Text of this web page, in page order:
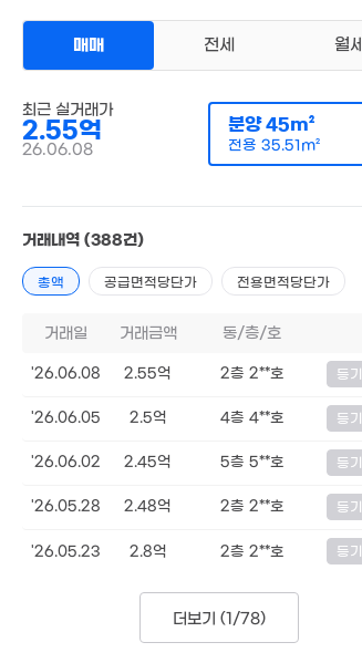
매매 전세 월세
최근 실거래가
2.55억
26.06.08
분양45m²
전용 35.51m²
거래내역 (388건)
총액 공급면적당단가 전용면적당단가
거래일 거래금액 동/층/호
'26.06.08 2.55억 2층 2**호 등기
'26.06.05 2.5억 4층 4**호 등기
'26.06.02 2.45억 5층 5**호 등기
'26.05.28 2.48억 2층 2**호 등기
'26.05.23 2.8억 2층 2**호 등기
더보기 (1/78)